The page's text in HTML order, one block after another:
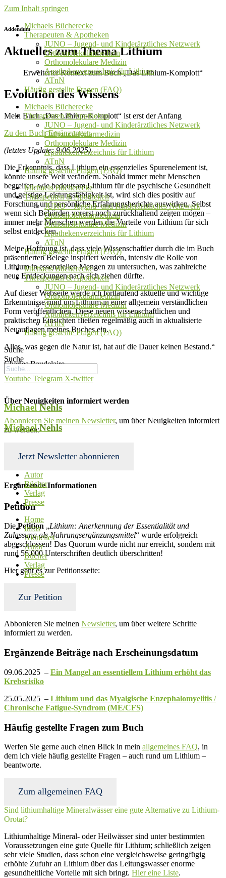
Zum Inhalt springen
Michaels Bücherecke
Therapeuten & Apotheken
JUNO – Jugend- und Kinderärztliches Netzwerk
Orthomolekularmedizin
Orthomolekulare Medizin
Apothekenverzeichnis für Lithium
ATnN
Häufig gestellte Fragen (FAQ)
Michaels Bücherecke
Therapeuten & Apotheken
JUNO – Jugend- und Kinderärztliches Netzwerk
Orthomolekularmedizin
Orthomolekulare Medizin
Apothekenverzeichnis für Lithium
ATnN
Häufig gestellte Fragen (FAQ)
Michaels Bücherecke
Therapeuten & Apotheken
JUNO – Jugend- und Kinderärztliches Netzwerk
Orthomolekularmedizin
Orthomolekulare Medizin
Apothekenverzeichnis für Lithium
ATnN
Häufig gestellte Fragen (FAQ)
Michaels Bücherecke
Therapeuten & Apotheken
JUNO – Jugend- und Kinderärztliches Netzwerk
Orthomolekularmedizin
Orthomolekulare Medizin
Apothekenverzeichnis für Lithium
ATnN
Häufig gestellte Fragen (FAQ)
Suche
Suche
Youtube Telegram X-twitter
MichaelNehls
MichaelNehls
Infos
Autor
Bücher
Verlag
Presse
Home
Infos
Aktuelles
Autor
Bücher
Verlag
Presse
Addendum
Aktuelles zum Thema Lithium
Erweiterter Kontext zum Buch „Das Lithium-Komplott“
Evolution des Wissens
Mein Buch „Das Lithium-Komplott“ ist erst der Anfang
Zu den Buch-Ergänzungen
(letztes Update: 9.06.2025)
Die Erkenntnis, dass Lithium ein essenzielles Spurenelement ist,
könnte unsere Welt verändern. Sobald immer mehr Menschen
begreifen, wie bedeutsam Lithium für die psychische Gesundheit
und geistige Leistungsfähigkeit ist, wird sich dies positiv auf
Forschung und persönliche Erfahrungsberichte auswirken. Selbst
wenn sich Behörden vorerst noch zurückhaltend zeigen mögen –
immer mehr Menschen werden die Vorteile von Lithium für sich
selbst entdecken.
Meine Hoffnung ist, dass viele Wissenschaftler durch die im Buch
präsentierten Belege inspiriert werden, intensiv die Rolle von
Lithium in essenziellen Mengen zu untersuchen, was zahlreiche
neue Entdeckungen nach sich ziehen dürfte.
Auf dieser Webseite werde ich fortlaufend aktuelle und wichtige
Erkenntnisse rund um Lithium in einer allgemein verständlichen
Form veröffentlichen. Diese neuen wissenschaftlichen und
praktischen Einsichten fließen regelmäßig auch in aktualisierte
Neuauflagen meines Buches ein.
Alles, was gegen die Natur ist, hat auf die Dauer keinen Bestand.“
Charles Baudelaire
Über Neuigkeiten informiert werden
Abonnieren Sie meinen Newsletter, um über Neuigkeiten informiert
zu werden:
Jetzt Newsletter abonnieren
Ergänzende Informationen
Petition
DiePetition „Lithium: Anerkennung der Essentialität und
Zulassung als Nahrungsergänzungsmittel“ wurde erfolgreich
abgeschlossen! Das Quorum wurde nicht nur erreicht, sondern mit
rund 56.000 Unterschriften deutlich überschritten!
Hier geht es zur Petitionsseite:
Zur Petition
Abbonieren Sie meinen Newsletter, um über weitere Schritte
informiert zu werden.
Ergänzende Beiträge nach Erscheinungsdatum
09.06.2025 – Ein Mangel an essentiellem Lithium erhöht das
Krebsrisiko
25.05.2025 – Lithium und das Myalgische Enzephalomyelitis /
Chronische Fatigue-Syndrom (ME/CFS)
Häufig gestellte Fragen zum Buch
Werfen Sie gerne auch einen Blick in mein allgemeines FAQ, in
dem ich viele häufig gestellte Fragen – auch rund um Lithium –
beantworte.
Zum allgemeinen FAQ
Sind lithiumhaltige Mineralwässer eine gute Alternative zu Lithium-
Orotat?​
Lithiumhaltige Mineral- oder Heilwässer sind unter bestimmten
Voraussetzungen eine gute Quelle für Lithium; schließlich zeigen
sehr viele Studien, dass schon eine vergleichsweise geringfügig
erhöhte Zufuhr an Lithium über das Leitungswasser enorme
gesundheitliche Vorteile mit sich bringt. Hier eine Liste.